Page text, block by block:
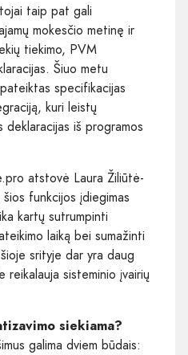
taip pat gali
mokesčio metinę ir
tiekimo, PVM
Šiuo metu
specifikacijas
kuri leistų
iš programos
atstovė Laura Žiliūtė-
funkcijos įdiegimas
kartų sutrumpinti
laiką bei sumažinti
srityje dar yra daug
reikalauja sisteminio įvairių
siekiama?
galima dviem būdais: